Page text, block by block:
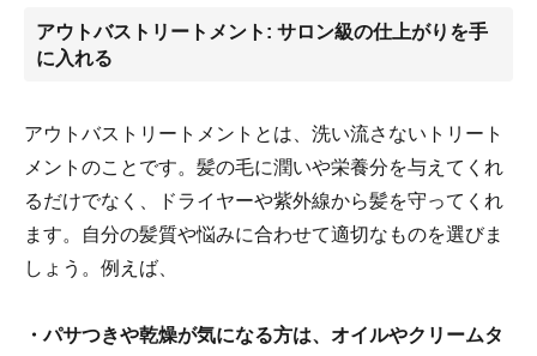
アウトバストリートメント: サロン級の仕上がりを手
に入れる
アウトバストリートメントとは、洗い流さないトリート
メントのことです。髪の毛に潤いや栄養分を与えてくれ
るだけでなく、ドライヤーや紫外線から髪を守ってくれ
ます。自分の髪質や悩みに合わせて適切なものを選びま
しょう。例えば、
・パサつきや乾燥が気になる方は、オイルやクリームタ